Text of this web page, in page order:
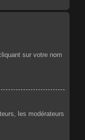
sur votre nom
les modérateurs